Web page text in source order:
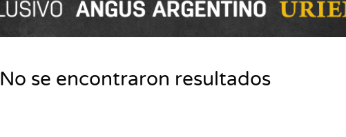
No se encontraron resultados